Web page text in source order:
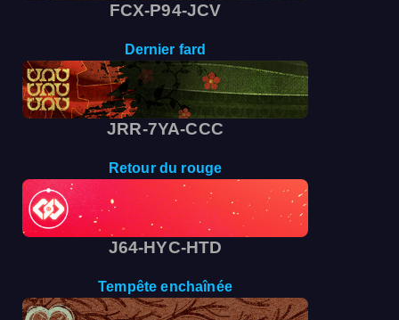
FCX-P94-JCV
Dernier fard
JRR-7YA-CCC
Retour du rouge
J64-HYC-HTD
Tempête enchaînée